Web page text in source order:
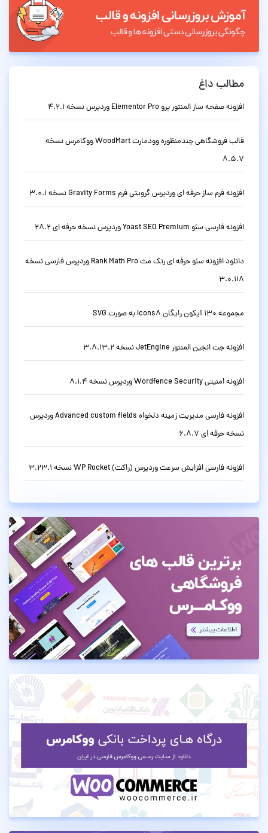
مطالب داغ
افزونه صفحه ساز المنتور پرو Elementor Pro وردپرس نسخه 4.2.1
قالب فروشگاهی چندمنظوره وودمارت WoodMart ووکامرس نسخه
8.5.7
افزونه فرم ساز حرفه ای وردپرس گرویتی فرم Gravity Forms نسخه 3.0.1
افزونه فارسی سئو Yoast SEO Premium وردپرس نسخه حرفه ای 28.2
دانلود افزونه سئو حرفه ای رنک مث Rank Math Pro وردپرس فارسی نسخه
3.0.118
مجموعه 130 آیکون رایگان Icons8 به صورت SVG
افزونه جت انجین المنتور JetEngine نسخه 3.8.13.2
افزونه امنیتی Wordfence Security وردپرس نسخه 8.1.4
افزونه فارسی مدیریت زمینه دلخواه Advanced custom fields وردپرس
نسخه حرفه ای 6.8.7
افزونه فارسی افزایش سرعت وردپرس (راکت) WP Rocket نسخه 3.23.1